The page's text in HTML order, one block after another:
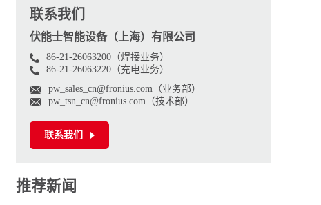
联系我们
伏能士智能设备（上海）有限公司
86-21-26063200（焊接业务）
86-21-26063220（充电业务）
pw_sales_cn@fronius.com（业务部）
pw_tsn_cn@fronius.com（技术部）
联系我们
推荐新闻